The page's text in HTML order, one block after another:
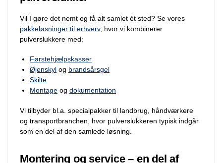
Vil I gøre det nemt og få alt samlet ét sted? Se vores
pakkeløsninger til erhverv, hvor vi kombinerer
pulverslukkere med:
Førstehjælpskasser
Øjenskyl og brandsårsgel
Skilte
Montage og dokumentation
Vi tilbyder bl.a. specialpakker til landbrug, håndværkere
og transportbranchen, hvor pulverslukkeren typisk indgår
som en del af den samlede løsning.
Montering og service – en del af